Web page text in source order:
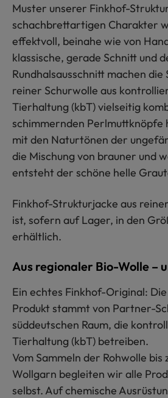
Muster unserer Finkhof-
schachbrettartigen Charakter
effektvoll, beinahe wie von
klassische, gerade Schnitt und
Rundhalsausschnitt machen die
reiner Schurwolle aus
Tierhaltung (kbT) vielseitig
schimmernden Perlmuttknöpfe
mit den Naturtönen der
die Mischung von brauner und
entsteht der schöne helle
Finkhof-Strukturjacke aus
ist, sofern auf Lager, in den
erhältlich.
Aus regionaler Bio-Wolle –
Ein echtes Finkhof-Original:
Produkt stammt von Partner-
süddeutschen Raum, die
Tierhaltung (kbT) betreiben.
Vom Sammeln der Rohwolle
Wollgarn begleiten wir alle
selbst. Auf chemische